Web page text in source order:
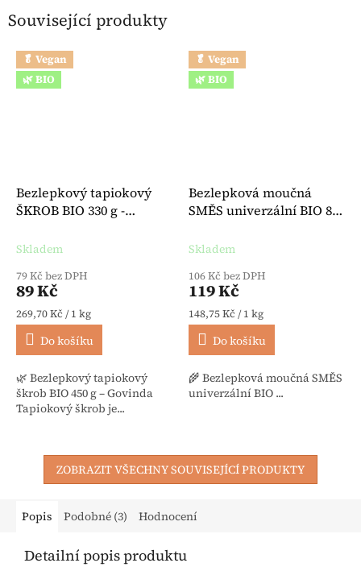
Související produkty
🥬 Vegan
🌿 BIO
Bezlepkový tapiokový
ŠKROB BIO 330 g -
Skladem
79 Kč bez DPH
89 Kč
Měrná cena:
269,70 Kč / 1 kg
Do košíku
🌿 Bezlepkový tapiokový
škrob BIO 450 g – Govinda
Tapiokový škrob je...
🥬 Vegan
🌿 BIO
Bezlepková moučná
SMĚS univerzální BIO 800
Skladem
106 Kč bez DPH
119 Kč
Měrná cena:
148,75 Kč / 1 kg
Do košíku
🌾 Bezlepková moučná SMĚS
univerzální BIO ...
ZOBRAZIT VŠECHNY SOUVISEJÍCÍ PRODUKTY
Popis Podobné (3) Hodnocení
Detailní popis produktu